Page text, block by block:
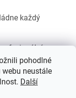
pohodlné
neustále
Další
každý